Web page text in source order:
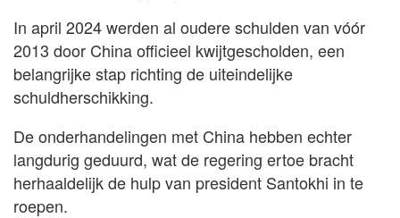
In april 2024 werden al oudere schulden van vóór
2013 door China officieel kwijtgescholden, een
belangrijke stap richting de uiteindelijke
schuldherschikking.
De onderhandelingen met China hebben echter
langdurig geduurd, wat de regering ertoe bracht
herhaaldelijk de hulp van president Santokhi in te
roepen.